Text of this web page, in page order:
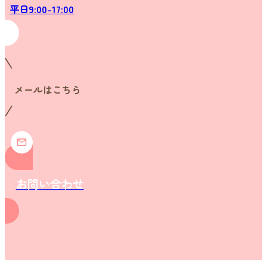
平日9:00-17:00
メールはこちら
お問い合わせ